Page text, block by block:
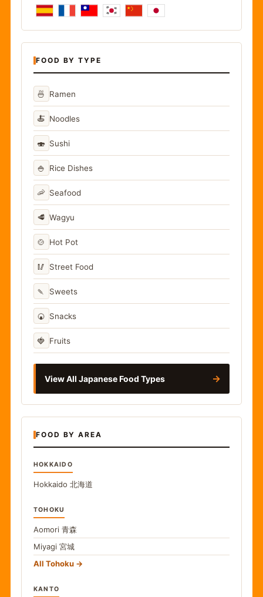
FOOD BY TYPE
🍜 Ramen
🍝 Noodles
🍣 Sushi
🍚 Rice Dishes
🦐 Seafood
🥩 Wagyu
🍲 Hot Pot
🥢 Street Food
🍡 Sweets
🍘 Snacks
🍓 Fruits
View All Japanese Food Types →
FOOD BY AREA
HOKKAIDO
Hokkaido 北海道
TOHOKU
Aomori 青森
Miyagi 宮城
All Tohoku
KANTO